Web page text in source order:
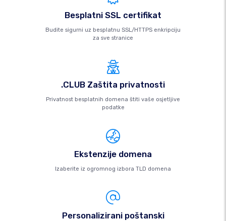
Besplatni SSL certifikat
Budite sigurni uz besplatnu SSL/HTTPS enkripciju
za sve stranice
.CLUB Zaštita privatnosti
Privatnost besplatnih domena štiti vaše osjetljive
podatke
Ekstenzije domena
Izaberite iz ogromnog izbora TLD domena
Personalizirani poštanski